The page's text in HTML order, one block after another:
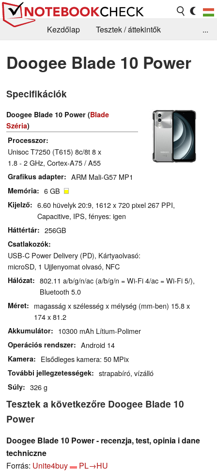
Kezdőlap
Tesztek / áttekintők
Könyvtár
Kapcsolat
...
Doogee Blade 10 Power
Specifikációk
Doogee Blade 10 Power (Blade
Széria)
Processzor
Unisoc T7250 (T615) 8c/8t 8 x
1.8 - 2 GHz, Cortex-A75 / A55
Grafikus adapter ARM Mali-G57 MP1
Memória 6 GB
Kijelző
6.60 hüvelyk 20:9, 1612 x 720 pixel 267 PPI,
Capacitive, IPS, fényes: igen
Háttértár 256GB
Csatlakozók
USB-C Power Delivery (PD), Kártyaolvasó:
microSD, 1 Ujjlenyomat olvasó, NFC
Hálózat
802.11 a/b/g/n/ac (a/b/g/n = Wi-Fi 4/ac = Wi-Fi 5/),
Bluetooth 5.0
Méret
magasság x szélesség x mélység (mm-ben) 15.8 x
174 x 81.2
Akkumulátor 10300 mAh Lítium-Polimer
Operációs rendszer Android 14
Kamera Elsődleges kamera: 50 MPix
További jellegzetességek strapabíró, vízálló
Súly 326 g
Tesztek a következőre Doogee Blade 10
Power
Doogee Blade 10 Power - recenzja, test, opinia i dane
techniczne
Forrás: Unite4buy
PL→HU